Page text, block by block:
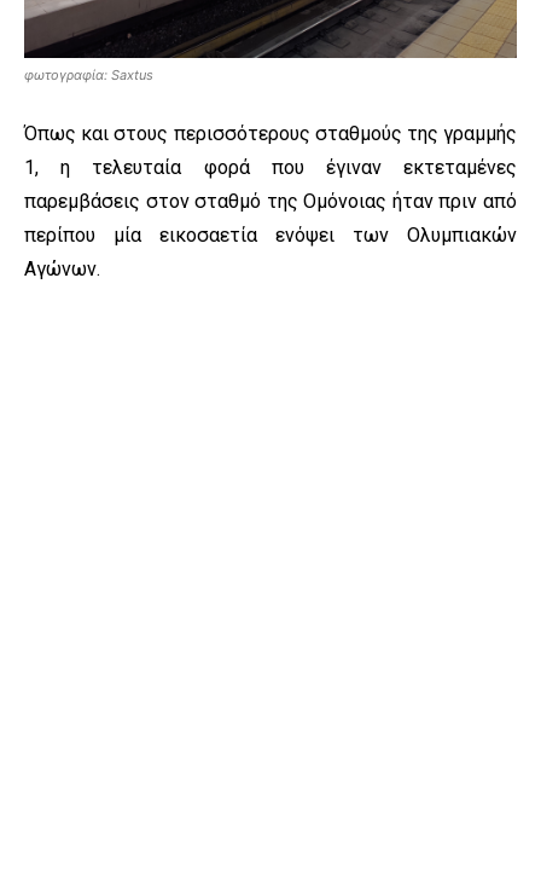
φωτογραφία: Saxtus
Όπως και στους περισσότερους σταθμούς της γραμμής
1, η τελευταία φορά που έγιναν εκτεταμένες
παρεμβάσεις στον σταθμό της Ομόνοιας ήταν πριν από
περίπου μία εικοσαετία ενόψει των Ολυμπιακών
Αγώνων.